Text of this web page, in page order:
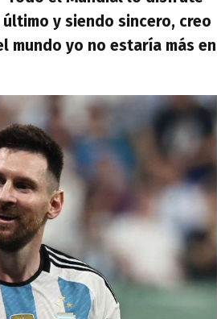
y siendo sincero, creo
mundo yo no estaría más en